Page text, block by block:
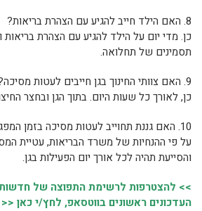
8. האם הילד חייב להגיע עם הצהרת בריאות?
כן. מדי יום על הילד להגיע עם הצהרת בריאות
תסמינים של תחלואה.
9. האם צוותי החינוך בגן חייבים לעטות מסיכה?
כן, לאורך כל שעות היום. בתוך הגן ובחצר
10. האם גננת תחוייב לעטות מסיכה בזמן המפגש עם הילדים בגן?
על פי ההנחיות של משרד הבריאות, עטיית
והסייעת תהיה לכל אורך יום הפעילות בגן.
>> להצטרפות לרשימת התפוצה של חדשות
העדכונים ראשונים בווטסאפ, לחץ/י כאן <<